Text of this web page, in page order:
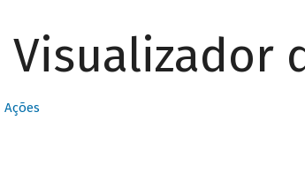
Visualizador
Ações